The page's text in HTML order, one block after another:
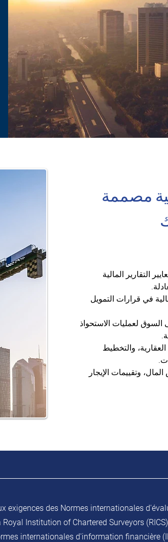
مصممة
التقارير المالية
في قرارات التمويل
السوق لعمليات الاستحواذ
والتخطيط
وتقييمات الإيجار
exigences des Normes internationales
Institution of Chartered Surveyors
internationales d'information financière